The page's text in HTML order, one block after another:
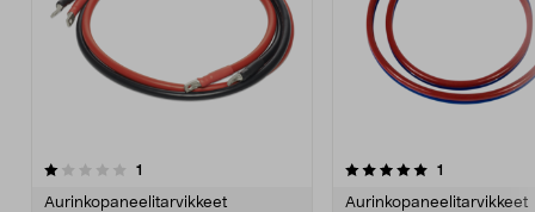
1
Aurinkopaneelitarvikkeet
5.0viidestä
1
Aurinkopaneelitarvikkeet
4.5viidestä